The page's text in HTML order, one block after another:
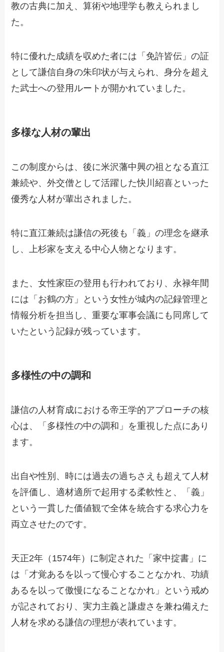
教の古典に加え、算術や地理学も教えられまし
た。
特に優れた成績を収めた者には「免許皆伝」の証
として謙信自身の朱印状が与えられ、身分を超え
た武士への登用ルートが開かれていました。
多様な人材の輩出
この制度からは、後に米沢藩中興の祖となる直江
兼続や、外交僧として活躍した快川紹喜といった
優秀な人材が輩出されました。
特に直江兼続は謙信の死後も「義」の理念を継承
し、上杉家を支える中心人物となります。
また、女性家臣の登用も行われており、永禄年間
には「お鶴の方」という女性が城内の記録管理と
情報分析を担当し、重要な軍事会議にも同席して
いたという記録が残っています。
多様性の中の調和
謙信の人材育成における帝王学的アプローチの核
心は、「多様性の中の調和」を重視した点にあり
ます。
出自や性別、時には過去の過ちさえも超えて人材
を評価し、適材適所で起用する柔軟性と、「義」
という一貫した価値観で全体を統合する求心力を
両立させたのです。
天正2年（1574年）に制定された「家中掟書」に
は「才覚あるを以って慢心することなかれ、功績
あるを以って傲慢になることなかれ」という戒め
が記されており、実力主義と謙虚さを兼ね備えた
人材を求める謙信の理想が表れています。